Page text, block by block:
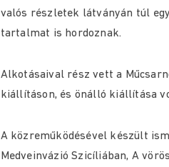
valós részletek látványán túl
tartalmat is hordoznak.
Alkotásaival rész vett a
kiállításon, és önálló kiállítása
A közreműködésével készült
Medveinvázió Szicíliában, A